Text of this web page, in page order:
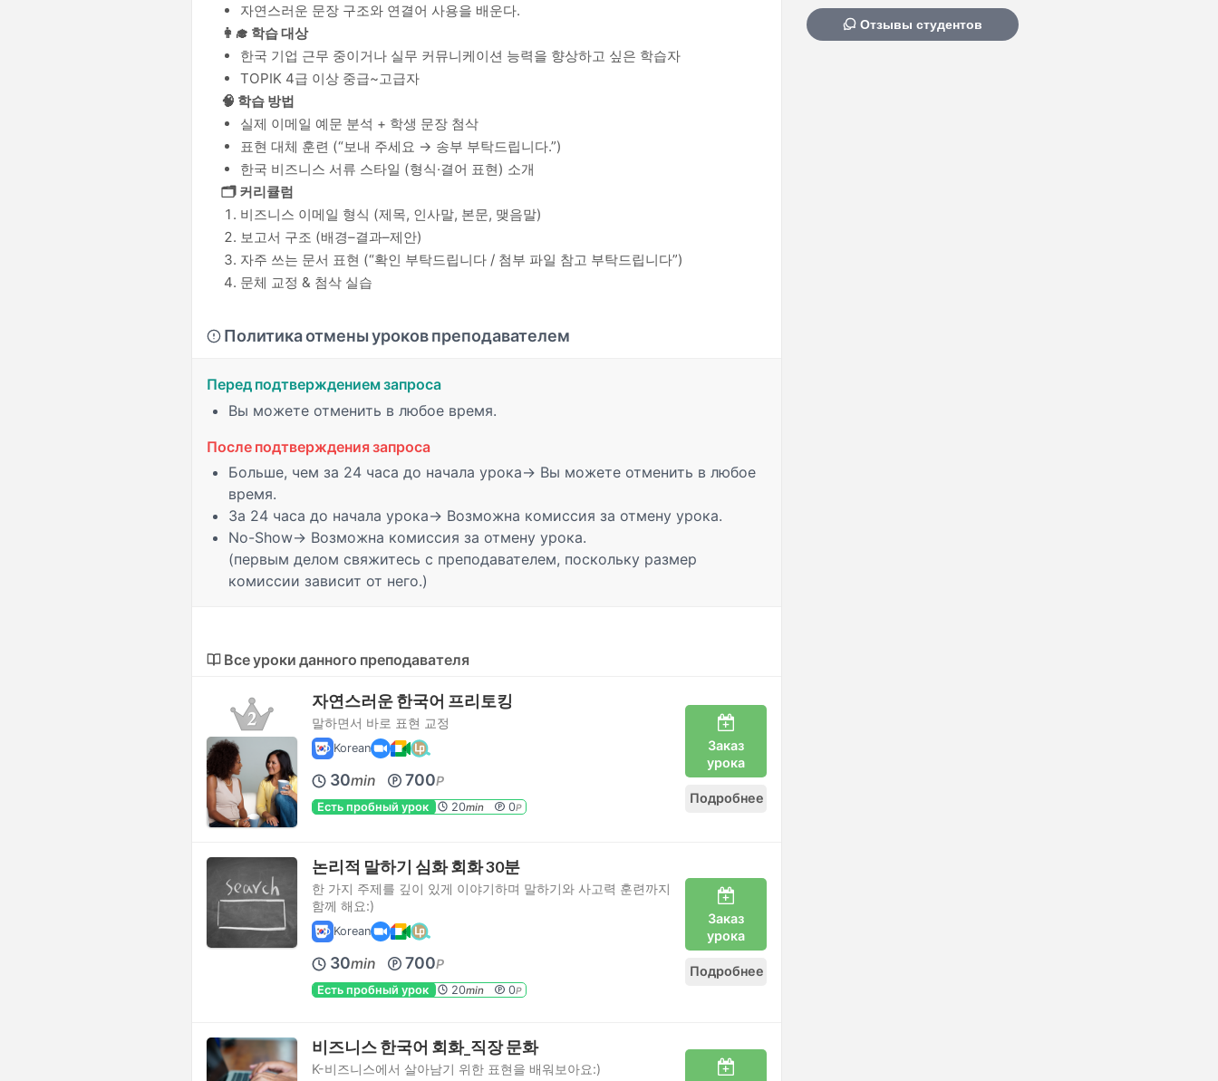
자연스러운 문장 구조와 연결어 사용을 배운다.
👩‍🎓 학습 대상
한국 기업 근무 중이거나 실무 커뮤니케이션 능력을 향상하고 싶은 학습자
TOPIK 4급 이상 중급~고급자
🧠 학습 방법
실제 이메일 예문 분석 + 학생 문장 첨삭
표현 대체 훈련 (“보내 주세요 → 송부 부탁드립니다.”)
한국 비즈니스 서류 스타일 (형식·결어 표현) 소개
🗂️ 커리큘럼
비즈니스 이메일 형식 (제목, 인사말, 본문, 맺음말)
보고서 구조 (배경–결과–제안)
자주 쓰는 문서 표현 (“확인 부탁드립니다 / 첨부 파일 참고 부탁드립니다”)
문체 교정 & 첨삭 실습
Политика отмены уроков преподавателем
Перед подтверждением запроса
Вы можете отменить в любое время.
После подтверждения запроса
Больше, чем за 24 часа до начала урока→ Вы можете отменить в любое
время.
За 24 часа до начала урока→ Возможна комиссия за отмену урока.
No-Show→ Возможна комиссия за отмену урока.
(первым делом свяжитесь с преподавателем, поскольку размер
комиссии зависит от него.)
Все уроки данного преподавателя
자연스러운 한국어 프리토킹
말하면서 바로 표현 교정
Korean
30min 700P
Есть пробный урок 20min 0P
Заказ
урока
Подробнее
논리적 말하기 심화 회화 30분
한 가지 주제를 깊이 있게 이야기하며 말하기와 사고력 훈련까지
함께 해요:)
Korean
30min 700P
Есть пробный урок 20min 0P
Заказ
урока
Подробнее
비즈니스 한국어 회화_직장 문화
K-비즈니스에서 살아남기 위한 표현을 배워보아요:)
Отзывы студентов